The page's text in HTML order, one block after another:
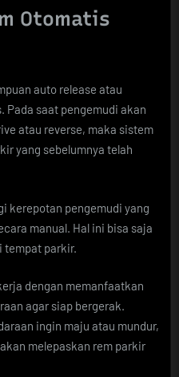
Otomatis
auto release atau
Pada saat pengemudi akan
atau reverse, maka sistem
yang sebelumnya telah
kerepotan pengemudi yang
manual. Hal ini bisa saja
tempat parkir.
dengan memanfaatkan
agar siap bergerak.
ingin maju atau mundur,
melepaskan rem parkir